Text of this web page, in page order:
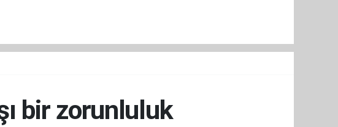
bir zorunluluk